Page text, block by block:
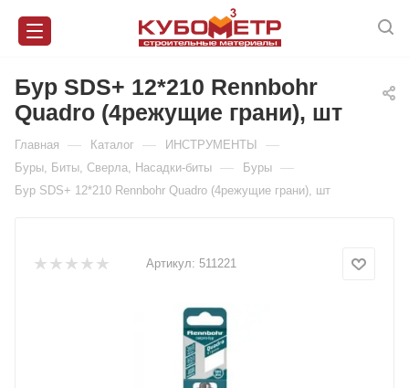
Бур SDS+ 12*210 Rennbohr
Quadro (4режущие грани), шт
Главная — Каталог — ИНСТРУМЕНТЫ —
Буры, Биты, Сверла, Насадки-биты — Буры —
Бур SDS+ 12*210 Rennbohr Quadro (4режущие грани), шт
Артикул: 511221